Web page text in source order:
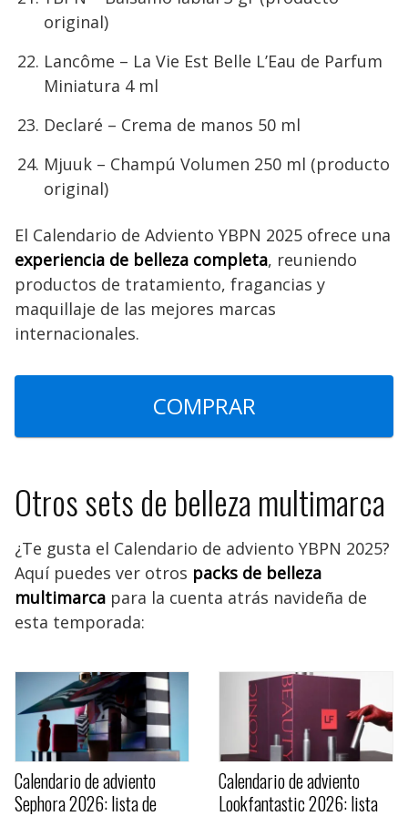
original)
Lancôme – La Vie Est Belle L’Eau de Parfum
Miniatura 4 ml
Declaré – Crema de manos 50 ml
Mjuuk – Champú Volumen 250 ml (producto
original)
El Calendario de Adviento YBPN 2025 ofrece una
experiencia de belleza completa, reuniendo
productos de tratamiento, fragancias y
maquillaje de las mejores marcas
internacionales.
COMPRAR
Otros sets de belleza multimarca
¿Te gusta el Calendario de adviento YBPN 2025?
Aquí puedes ver otros packs de belleza
multimarca para la cuenta atrás navideña de
esta temporada:
Calendario de adviento
Sephora 2026: lista de
Calendario de adviento
Lookfantastic 2026: lista